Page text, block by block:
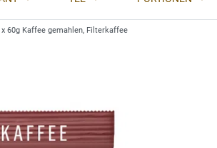
60g Kaffee gemahlen, Filterkaffee